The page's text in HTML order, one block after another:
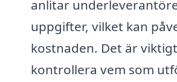
anlitar
uppgifter, vilket kan
kostnaden. Det är
kontrollera vem som